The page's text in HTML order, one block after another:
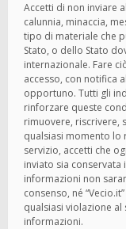
Accetti di non inviare
calunnia, minaccia,
tipo di materiale che
Stato, o dello Stato
internazionale. Fare
accesso, con notifica
opportuno. Tutti gli
rinforzare queste
rimuovere, riscrivere,
qualsiasi momento lo
servizio, accetti che
inviato sia conservata
informazioni non
consenso, né
qualsiasi violazione
informazioni.